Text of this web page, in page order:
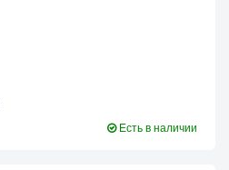
Есть в наличии